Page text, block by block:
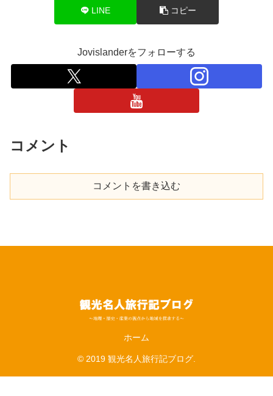
LINE コピー
Jovislanderをフォローする
コメント
コメントを書き込む
ホーム
© 2019 観光名人旅行記ブログ.